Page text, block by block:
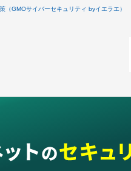
（GMOサイバーセキュリティ byイエラエ）